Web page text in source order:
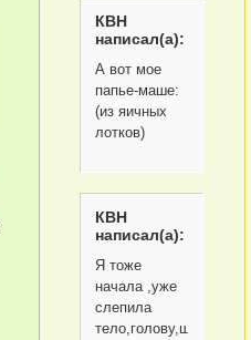
КВН
написал(а):
А вот мое
папье-маше:
(из яичных
лотков)
КВН
написал(а):
Я тоже
начала ,уже
слепила
тело,голову,шарниры